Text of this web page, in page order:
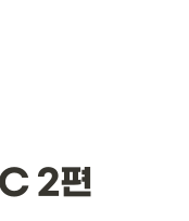
2편